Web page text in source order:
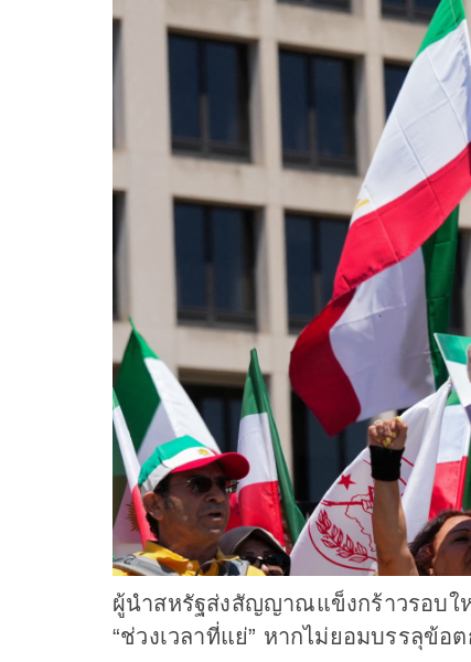
ผู้นำสหรัฐส่งสัญญาณแข็งกร้าวรอบใ
“ช่วงเวลาที่แย่” หากไม่ยอมบรรลุข้อต